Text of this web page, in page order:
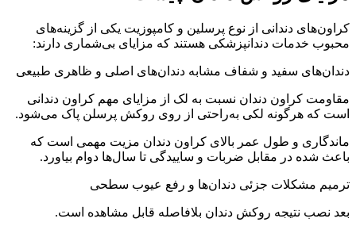
کراون‌های دندانی از نوع پرسلین و کامپوزیت یکی از گزینه‌های
محبوب خدمات دندانپزشکی هستند که مزایای بی‌شماری دارند:
دندان‌های سفید و شفاف مشابه دندان‌های اصلی و ظاهری طبیعی
مقاومت کراون دندان نسبت به لک از مزایای مهم کراون دندانی
است که هرگونه لکی به‌راحتی از روی روکش پرسلن پاک می‌شود.
ماندگاری و طول عمر بالای کراون دندان مزیت مهمی است که
باعث شده در مقابل ضربات و ساییدگی تا سال‌ها دوام بیاورد.
ترمیم مشکلات جزئی دندان‌ها و رفع عیوب سطحی
بعد نصب نتیجه روکش دندان بلافاصله قابل مشاهده است.